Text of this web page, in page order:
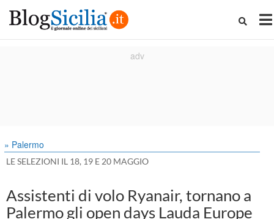
» Palermo
LE SELEZIONI IL 18, 19 E 20 MAGGIO
Assistenti di volo Ryanair, tornano a
Palermo gli open days Lauda Europe